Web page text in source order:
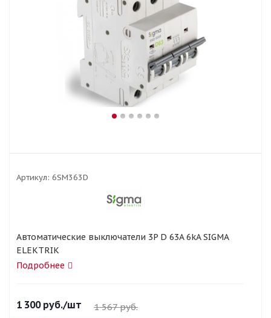
Артикул: 6SM363D
Автоматические выключатели 3P D 63A 6kA SIGMA
ELEKTRIK
Подробнее
1 300руб./шт 1 567руб.